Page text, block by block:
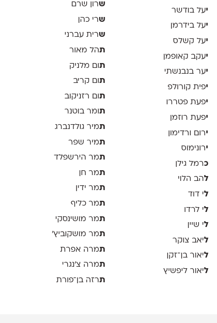
יעל בודשר
יעל בידרמן
יעל קשלס
יעקב קאופמן
יער בנבנשתי
יפית קורולפ
יפעת פטררו
יפעת רוזמן
ירום ורדימון
ירונימוס
כרמל גילן
להב הלוי
לי דוד
לי לרדו
לי שיין
ליאב צוקר
ליאור בן־זקן
ליאור ליפשיץ
שרון שרם
שרי כהן
שרית עברני
תהל מאור
ת ום מלניק
תום קריב
ת ום רזניקוב
תומר בוטנר
תמיר גולדנברג
תמיר שפר
תמר הירשפלד
תמר חן
תמר ידין
תמר כליף
תמר מושינסקי
תמר מושקוביץ'
תמרה אפרת
תמרה צ׳נגרי
תרזה בן־פורת